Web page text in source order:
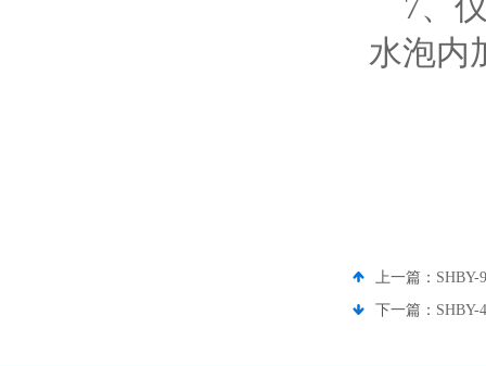
水泡内
上一篇： SHBY-
下一篇：